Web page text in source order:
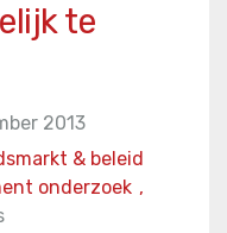
te
2013
& beleid
onderzoek ,